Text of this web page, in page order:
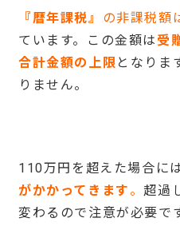
『暦年課税』 の非課税額
ています。この金額は 受
合計金額の上限 となりま
りません。
110万円を超えた場合に
がかかってきます 。超過
変わるので注意が必要で